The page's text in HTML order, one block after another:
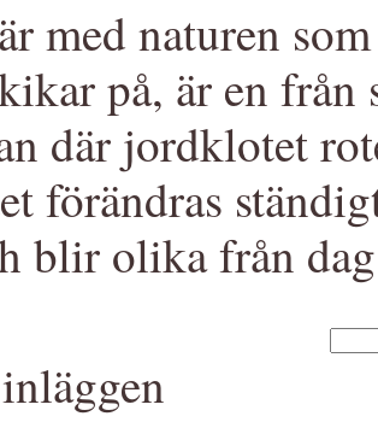
med naturen
på, är en från
där jordklotet
förändras
blir olika från